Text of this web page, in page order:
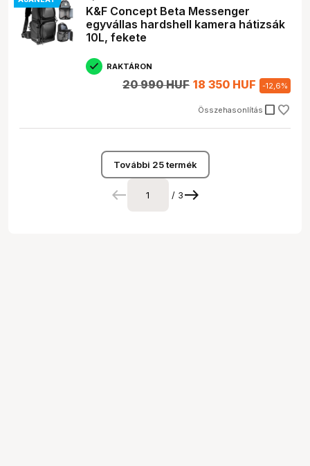
K&F Concept Beta Messenger
egyvállas hardshell kamera hátizsák
10L, fekete
RAKTÁRON
Összehasonlítás check_box_outline_blank
20 990 HUF 18 350 HUF -12,6%
További 25 termék
/ 3